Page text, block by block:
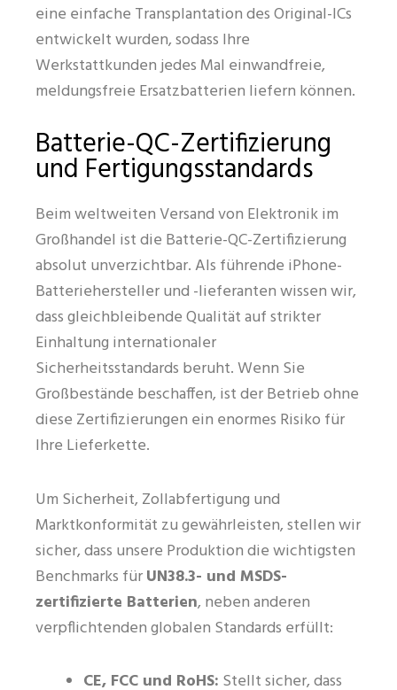
eine einfache Transplantation des Original-ICs
entwickelt wurden, sodass Ihre
Werkstattkunden jedes Mal einwandfreie,
meldungsfreie Ersatzbatterien liefern können.
Batterie-QC-Zertifizierung
und Fertigungsstandards
Beim weltweiten Versand von Elektronik im
Großhandel ist die Batterie-QC-Zertifizierung
absolut unverzichtbar. Als führende iPhone-
Batteriehersteller und -lieferanten wissen wir,
dass gleichbleibende Qualität auf strikter
Einhaltung internationaler
Sicherheitsstandards beruht. Wenn Sie
Großbestände beschaffen, ist der Betrieb ohne
diese Zertifizierungen ein enormes Risiko für
Ihre Lieferkette.
Um Sicherheit, Zollabfertigung und
Marktkonformität zu gewährleisten, stellen wir
sicher, dass unsere Produktion die wichtigsten
Benchmarks fürUN38.3- und MSDS-
zertifizierte Batterien, neben anderen
verpflichtenden globalen Standards erfüllt:
CE, FCC und RoHS: Stellt sicher, dass